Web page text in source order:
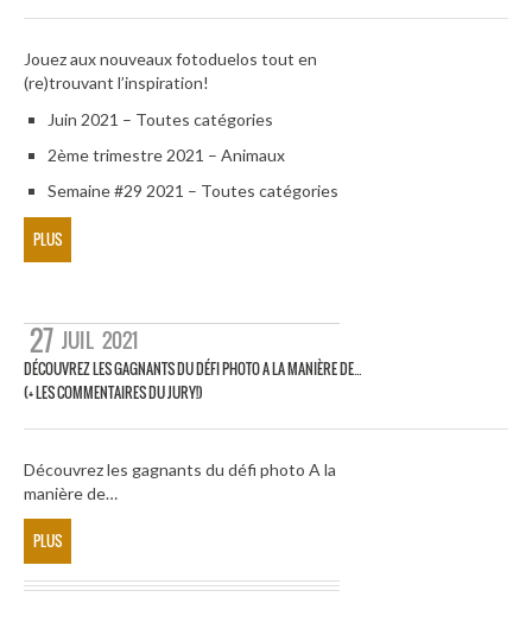
Jouez aux nouveaux fotoduelos tout en
(re)trouvant l’inspiration!
Juin 2021 – Toutes catégories
2ème trimestre 2021 – Animaux
Semaine #29 2021 – Toutes catégories
PLUS
27 JUIL 2021
DÉCOUVREZ LES GAGNANTS DU DÉFI PHOTO A LA MANIÈRE DE…
(+ LES COMMENTAIRES DU JURY!)
Découvrez les gagnants du défi photo A la
manière de…
PLUS